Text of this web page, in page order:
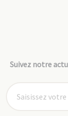
Suivez notre